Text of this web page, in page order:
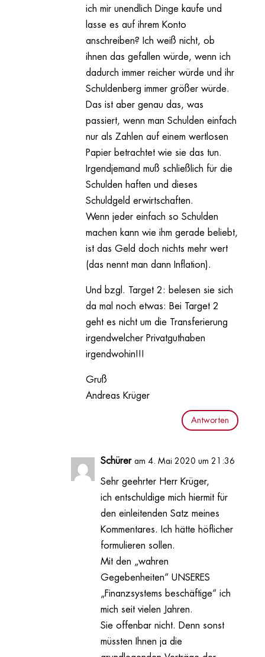
ich mir unendlich Dinge kaufe und
lasse es auf ihrem Konto
anschreiben? Ich weiß nicht, ob
ihnen das gefallen würde, wenn ich
dadurch immer reicher würde und ihr
Schuldenberg immer größer würde.
Das ist aber genau das, was
passiert, wenn man Schulden einfach
nur als Zahlen auf einem wertlosen
Papier betrachtet wie sie das tun.
Irgendjemand muß schließlich für die
Schulden haften und dieses
Schuldgeld erwirtschaften.
Wenn jeder einfach so Schulden
machen kann wie ihm gerade beliebt,
ist das Geld doch nichts mehr wert
(das nennt man dann Inflation).
Und bzgl. Target 2: belesen sie sich
da mal noch etwas: Bei Target 2
geht es nicht um die Transferierung
irgendwelcher Privatguthaben
irgendwohin!!!
Gruß
Andreas Krüger
Antworten
Schürer am 4. Mai 2020 um 21:36
Sehr geehrter Herr Krüger,
ich entschuldige mich hiermit für
den einleitenden Satz meines
Kommentares. Ich hätte höflicher
formulieren sollen.
Mit den „wahren
Gegebenheiten“ UNSERES
„Finanzsystems beschäftige“ ich
mich seit vielen Jahren.
Sie offenbar nicht. Denn sonst
müssten Ihnen ja die